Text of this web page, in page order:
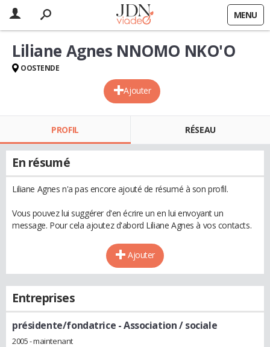
MENU
Ajouter
Liliane Agnes NNOMO NKO'O
OOSTENDE
PROFIL RÉSEAU
En résumé
Liliane Agnes n'a pas encore ajouté de résumé à son profil.
Vous pouvez lui suggérer d'en écrire un en lui envoyant un
message. Pour cela ajoutez d'abord Liliane Agnes à vos contacts.
Ajouter
Entreprises
présidente/fondatrice - Association / sociale
2005 - maintenant